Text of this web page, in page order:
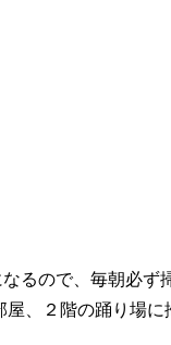
るので、毎朝必ず
、２階の踊り場